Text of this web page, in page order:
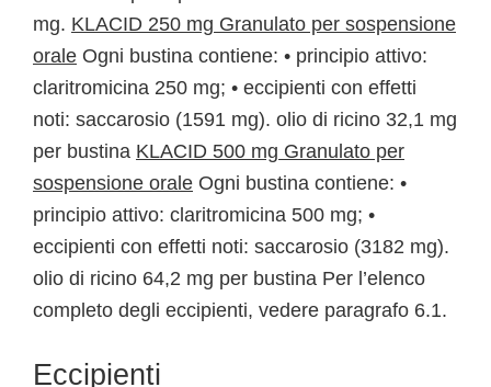
mg. KLACID 250 mg Granulato per sospensione
orale Ogni bustina contiene: • principio attivo:
claritromicina 250 mg; • eccipienti con effetti
noti: saccarosio (1591 mg). olio di ricino 32,1 mg
per bustina KLACID 500 mg Granulato per
sospensione orale Ogni bustina contiene: •
principio attivo: claritromicina 500 mg; •
eccipienti con effetti noti: saccarosio (3182 mg).
olio di ricino 64,2 mg per bustina Per l’elenco
completo degli eccipienti, vedere paragrafo 6.1.
Eccipienti